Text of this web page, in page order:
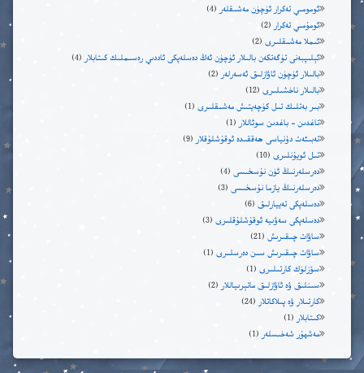
ئومومىي تەكرار ئۈچۈن مەشىقلەر (4)
ئومۇمىي تەكرار (2)
ئىملا مەشىقلىرى(2)
ئېلىپبەنى تۈگەتكەن بالىلار ئۈچۈن ئەڭ دەسلەپكى ئاددىي رەسىملىك كىتابلار (4)
بالىلار ئۈچۈن ئاۋازلىق ئەسەرلەر (2)
بالىلار ناخشىلىرى(12)
بىر بەتلىك تىل كۈچەيتىش مەشىقلىرى(1)
تاغدىن – باغدىن سوئاللار (1)
تەبىئەت دۇنياسى ھەققىدە ئوقۇشلۇقلار (9)
تىل ئويۇنلىرى(10)
دەرسلەرنىڭ ئۈن نۇسخىسى(4)
دەرسلەرنىڭ يازما نۇسخىسى(3)
دەسلەپكى تەييارلىق(6)
دەسلەپكى سەۋىيە ئوقۇشلۇقلىرى(3)
ساۋات چىقىرىش(21)
ساۋات چىقىرىش سىن دەرسلىرى(1)
سۆزلۈك كارتىلىرى(1)
سىنلىق ۋە ئاۋازلىق ماتېرىياللار (2)
كارتىلار ۋە پىلاكاتلار (24)
كىتابلار (1)
مەشھۇر شەخىسلەر (1)